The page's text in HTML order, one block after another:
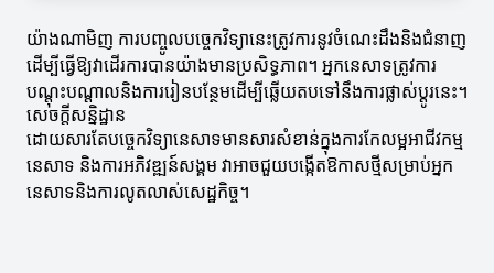
យ៉ាងណាមិញ ការបញ្ចូលបច្ចេកវិទ្យានេះត្រូវការនូវចំណេះដឹងនិងជំនាញ
ដើម្បីធ្វើឱ្យវាដើរការបានយ៉ាងមានប្រសិទ្ធភាព។ អ្នកនេសាទត្រូវការ
បណ្តុះបណ្តាលនិងការរៀនបន្ថែមដើម្បីឆ្លើយតបទៅនឹងការផ្លាស់ប្តូរនេះ។
សេចក្តីសន្និដ្ឋាន
ដោយសារតែបច្ចេកវិទ្យានេសាទមានសារសំខាន់ក្នុងការកែលម្អអាជីវកម្ម
នេសាទ និងការអភិវឌ្ឍន៍សង្គម វាអាចជួយបង្កើតឱកាសថ្មីសម្រាប់អ្នក
នេសាទនិងការលូតលាស់សេដ្ឋកិច្ច។